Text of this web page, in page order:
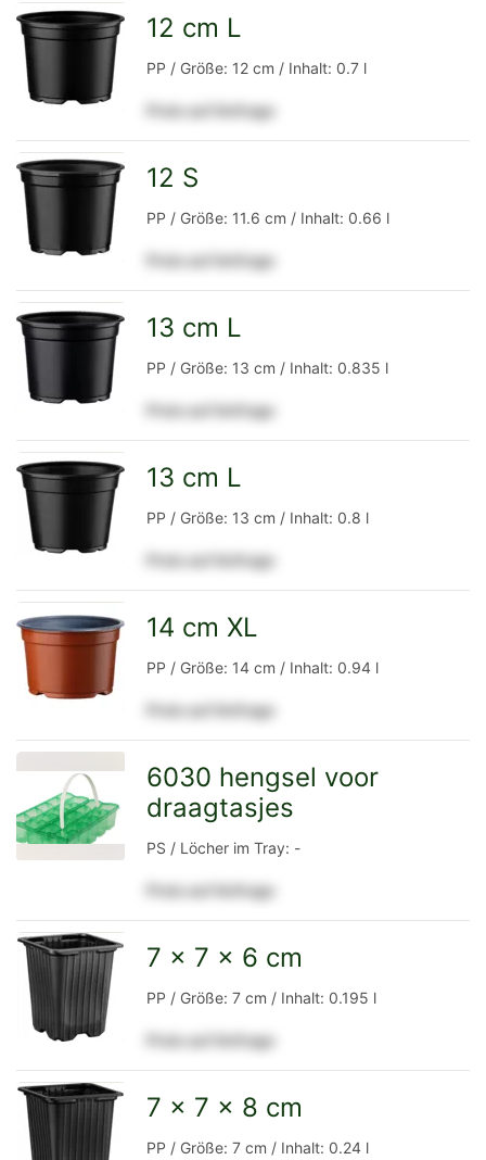
Detailseite
Detailseite
12 cm L
PP / Größe: 12 cm / Inhalt: 0.7 l
Preis auf Anfrage
Detailseite
12 S
PP / Größe: 11.6 cm / Inhalt: 0.66 l
Preis auf Anfrage
Detailseite
13 cm L
PP / Größe: 13 cm / Inhalt: 0.835 l
Preis auf Anfrage
Detailseite
13 cm L
PP / Größe: 13 cm / Inhalt: 0.8 l
Preis auf Anfrage
Detailseite
14 cm XL
PP / Größe: 14 cm / Inhalt: 0.94 l
Preis auf Anfrage
6030 hengsel voor
draagtasjes
PS / Löcher im Tray: -
Preis auf Anfrage
Detailseite
7 x 7 x 6 cm
PP / Größe: 7 cm / Inhalt: 0.195 l
Preis auf Anfrage
7 x 7 x 8 cm
PP / Größe: 7 cm / Inhalt: 0.24 l